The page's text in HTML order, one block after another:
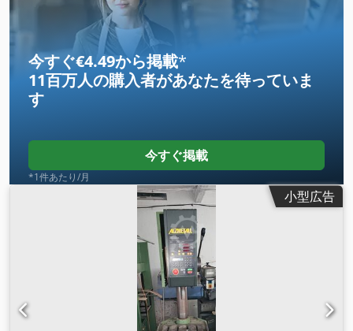
今すぐ€4.49から掲載*
11百万人の購入者があなたを待っていま
す
今すぐ掲載
*1件あたり/月
小型広告